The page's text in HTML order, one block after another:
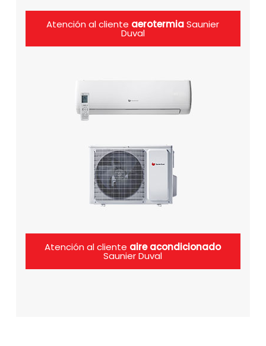
Atención al cliente aerotermiaSaunier
Duval
Atención al cliente aire acondicionado
Saunier Duval